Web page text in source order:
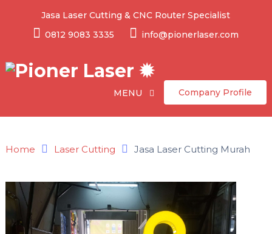
Jasa Laser Cutting & CNC Router Specialist
0812 9083 3335
info@pionerlaser.com
Company Profile
MENU
Home Laser Cutting Jasa Laser Cutting Murah